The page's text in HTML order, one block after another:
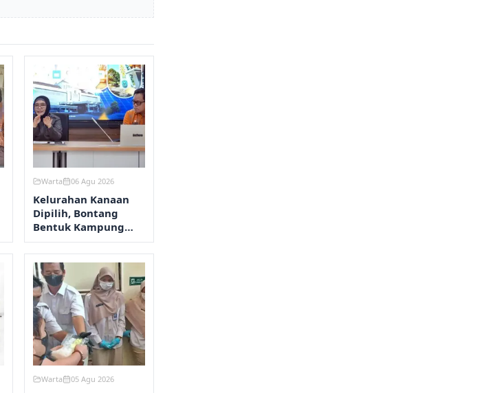
Warta 06 Agu 2026
Kelurahan Kanaan
Dipilih, Bontang
Bentuk Kampung
REDAM
Warta 05 Agu 2026